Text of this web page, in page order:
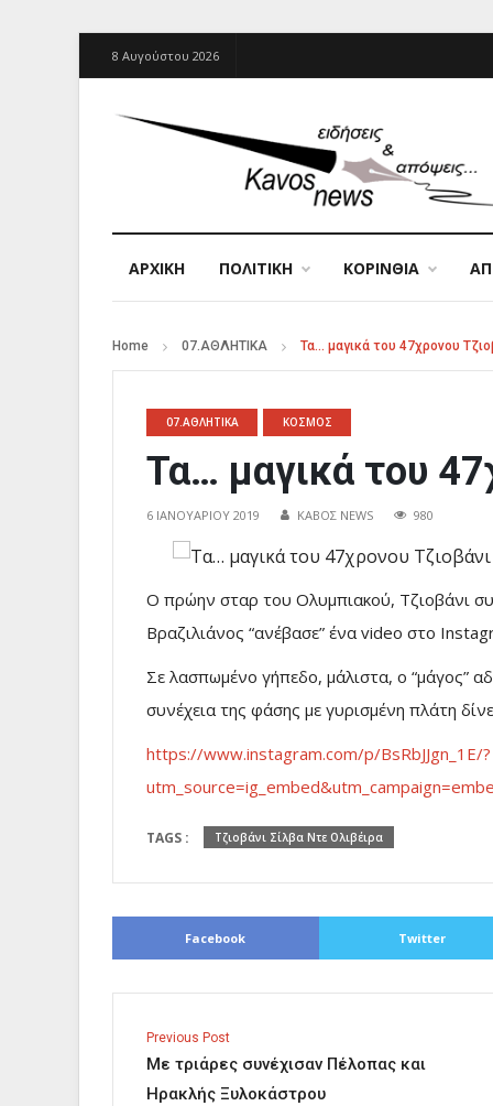
8 Αυγούστου 2026
ΑΡΧΙΚΉ ΠΟΛΙΤΙΚΗ ΚΟΡΙΝΘΙΑ
Home 07.ΑΘΛΗΤΙΚΑ Τα… μαγικά του 47χρονου
07.ΑΘΛΗΤΙΚΑ ΚΟΣΜΟΣ
Τα… μαγικά του
6 ΙΑΝΟΥΑΡΊΟΥ 2019 ΚΑΒΟΣ NEWS 980
Ο πρώην σταρ του Ολυμπιακού, Τζιοβάνι
Βραζιλιάνος “ανέβασε” ένα video στο
Σε λασπωμένο γήπεδο, μάλιστα, ο “μάγος”
συνέχεια της φάσης με γυρισμένη πλάτη
https://www.instagram.com/p/BsRbJJgn_1E/?
TAGS : Τζιοβάνι Σίλβα Ντε Ολιβέιρα
Facebook Twitter
Previous Post
Με τριάρες συνέχισαν Πέλοπας και
Ηρακλής Ξυλοκάστρου